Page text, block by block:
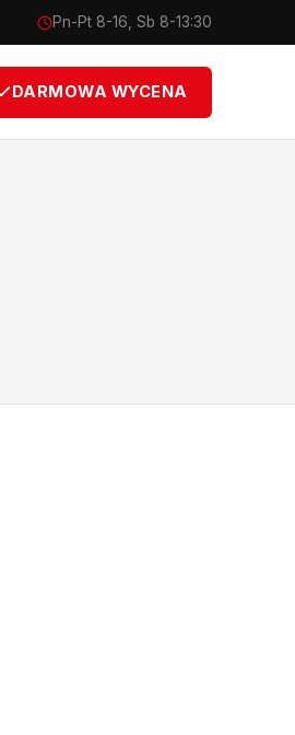
Pn-Pt 8-16, Sb 8-13:30
DARMOWA WYCENA